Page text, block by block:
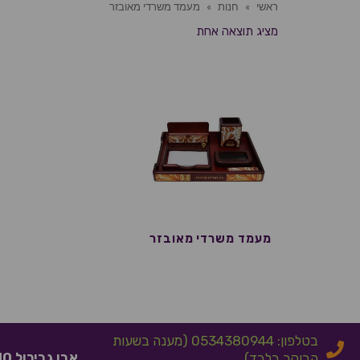
ראשי » חנות » מעמד משרדי מאובזר
מציג תוצאה אחת
מעמד משרדי מאובזר
בטלפון: 0534380944 (מענה בשעות